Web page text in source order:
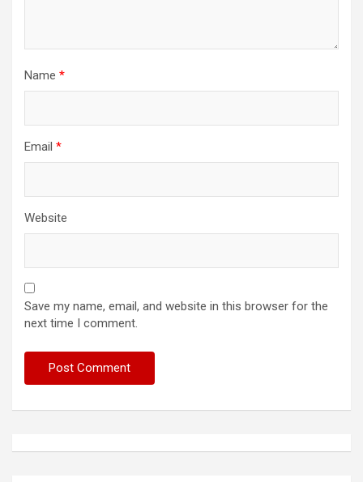
Name *
Email *
Website
Save my name, email, and website in this browser for the
next time I comment.